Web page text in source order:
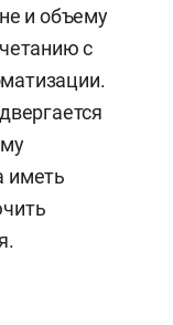
и объему
с
иметь